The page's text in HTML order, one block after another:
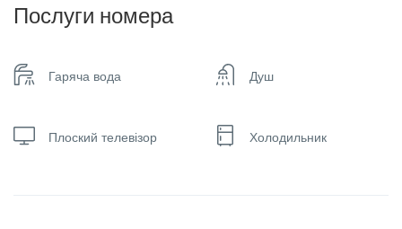
Послуги номера
Гаряча вода Душ
Плоский телевізор Холодильник